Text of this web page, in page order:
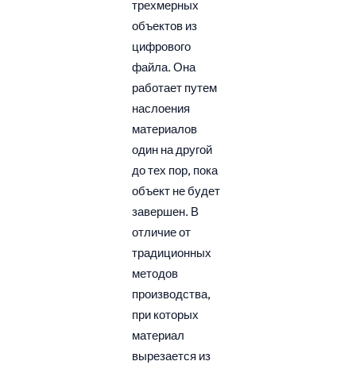
трехмерных
объектов из
цифрового
файла. Она
работает путем
наслоения
материалов
один на другой
до тех пор, пока
объект не будет
завершен. В
отличие от
традиционных
методов
производства,
при которых
материал
вырезается из